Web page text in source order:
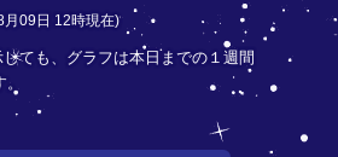
月09日 12時現在)
ても、グラフは本日までの１週間